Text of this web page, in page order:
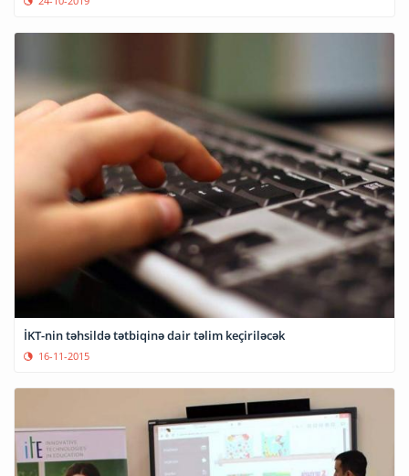
İKT-nin təhsildə tətbiqinə dair təlim keçiriləcək
16-11-2015